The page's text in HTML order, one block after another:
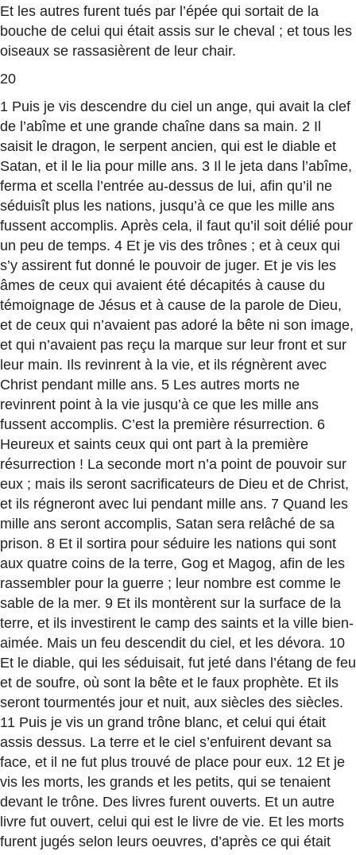
Et les autres furent tués par l’épée qui sortait de la
bouche de celui qui était assis sur le cheval ; et tous les
oiseaux se rassasièrent de leur chair.
20
1 Puis je vis descendre du ciel un ange, qui avait la clef
de l’abîme et une grande chaîne dans sa main. 2 Il
saisit le dragon, le serpent ancien, qui est le diable et
Satan, et il le lia pour mille ans. 3 Il le jeta dans l’abîme,
ferma et scella l’entrée au-dessus de lui, afin qu’il ne
séduisît plus les nations, jusqu’à ce que les mille ans
fussent accomplis. Après cela, il faut qu’il soit délié pour
un peu de temps. 4 Et je vis des trônes ; et à ceux qui
s’y assirent fut donné le pouvoir de juger. Et je vis les
âmes de ceux qui avaient été décapités à cause du
témoignage de Jésus et à cause de la parole de Dieu,
et de ceux qui n’avaient pas adoré la bête ni son image,
et qui n’avaient pas reçu la marque sur leur front et sur
leur main. Ils revinrent à la vie, et ils régnèrent avec
Christ pendant mille ans. 5 Les autres morts ne
revinrent point à la vie jusqu’à ce que les mille ans
fussent accomplis. C’est la première résurrection. 6
Heureux et saints ceux qui ont part à la première
résurrection ! La seconde mort n’a point de pouvoir sur
eux ; mais ils seront sacrificateurs de Dieu et de Christ,
et ils régneront avec lui pendant mille ans. 7 Quand les
mille ans seront accomplis, Satan sera relâché de sa
prison. 8 Et il sortira pour séduire les nations qui sont
aux quatre coins de la terre, Gog et Magog, afin de les
rassembler pour la guerre ; leur nombre est comme le
sable de la mer. 9 Et ils montèrent sur la surface de la
terre, et ils investirent le camp des saints et la ville bien-
aimée. Mais un feu descendit du ciel, et les dévora. 10
Et le diable, qui les séduisait, fut jeté dans l’étang de feu
et de soufre, où sont la bête et le faux prophète. Et ils
seront tourmentés jour et nuit, aux siècles des siècles.
11 Puis je vis un grand trône blanc, et celui qui était
assis dessus. La terre et le ciel s’enfuirent devant sa
face, et il ne fut plus trouvé de place pour eux. 12 Et je
vis les morts, les grands et les petits, qui se tenaient
devant le trône. Des livres furent ouverts. Et un autre
livre fut ouvert, celui qui est le livre de vie. Et les morts
furent jugés selon leurs oeuvres, d’après ce qui était